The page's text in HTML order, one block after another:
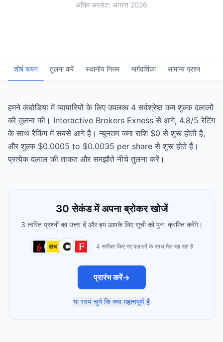
अंतिम अपडेट: अगस्त 2026
शीर्ष चयन तुलना करें स्थानीय नियम मार्गदर्शिका सामान्य प्रश्न
हमने कंबोडिया में व्यापारियों के लिए उपलब्ध 4 सर्वश्रेष्ठ कम शुल्क दलालों
की तुलना की। Interactive Brokers Exness से आगे, 4.8/5 रेटिंग
के साथ रैंकिंग में सबसे आगे है। न्यूनतम जमा राशि $0 से शुरू होती है,
और शुल्क $0.0005 to $0.0035 per share से शुरू होते हैं।
प्रत्येक दलाल की ताकत और समझौते नीचे तुलना करें।
30 सेकंड में अपना ब्रोकर खोजें
3 त्वरित प्रश्नों का उत्तर दें और हम आपके लिए सूची को पुनः क्रमित करेंगे।
4 समीक्षा किए गए दलालों के साथ मेल खा रहा है
प्रारंभ करें→
या स्वयं चुनें कि क्या महत्वपूर्ण है